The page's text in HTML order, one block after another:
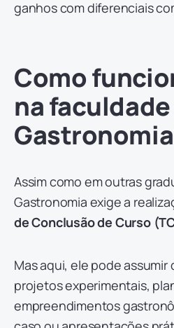
ganhos com diferenciais
Como
na
Assim como em outras
Gastronomia exige a
de Conclusão de Curso
Mas aqui, ele pode
projetos experimentais,
empreendimentos